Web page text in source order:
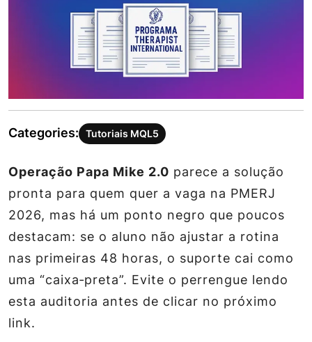
Categories: Tutoriais MQL5
Operação Papa Mike 2.0 parece a solução
pronta para quem quer a vaga na PMERJ
2026, mas há um ponto negro que poucos
destacam: se o aluno não ajustar a rotina
nas primeiras 48 horas, o suporte cai como
uma “caixa‑preta”. Evite o perrengue lendo
esta auditoria antes de clicar no próximo
link.